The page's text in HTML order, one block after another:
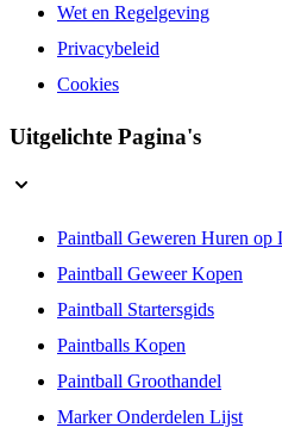
Wet en Regelgeving
Privacybeleid
Cookies
Uitgelichte Pagina's
Paintball Geweren Huren op
Paintball Geweer Kopen
Paintball Startersgids
Paintballs Kopen
Paintball Groothandel
Marker Onderdelen Lijst